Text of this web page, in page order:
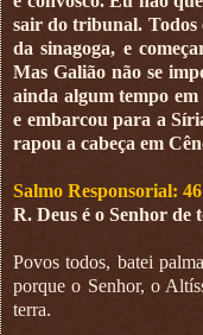
sair do tribunal. Todos
da sinagoga, e
Mas Galião não se
ainda algum tempo
e embarcou para a
rapou a cabeça em
Salmo Responsorial: 46
R. Deus é o Senhor de
Povos todos, batei
porque o Senhor, o
terra.